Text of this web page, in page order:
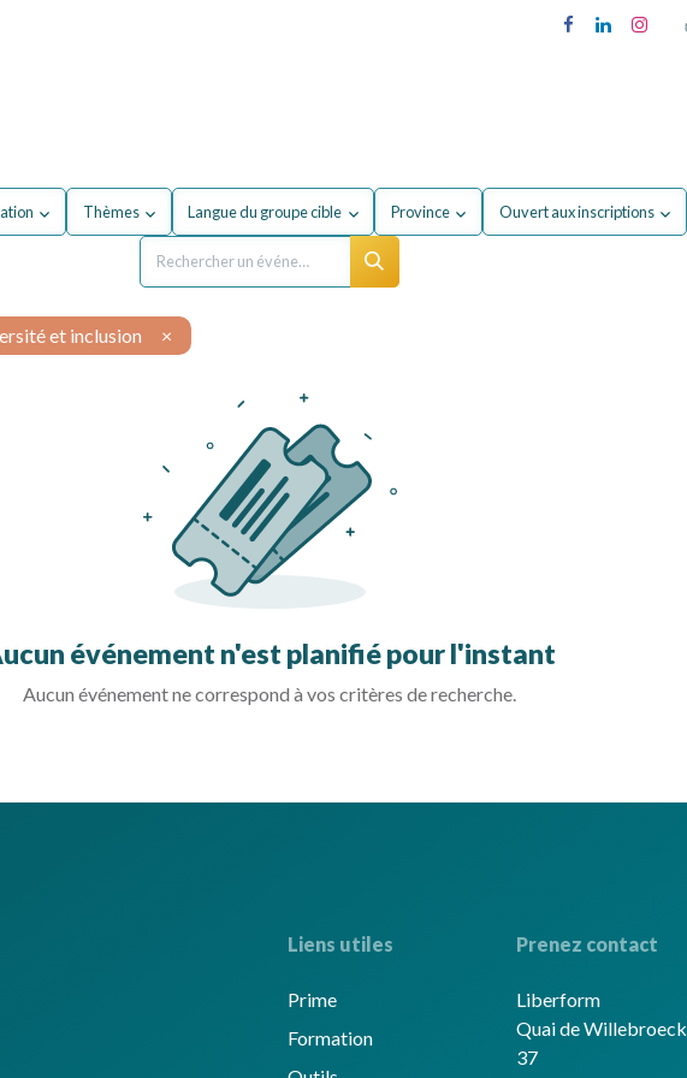
Thèmes Langue du groupe cible Province Ouvert aux inscriptions
et inclusion ×
événement n'est planifié pour l'instant
Aucun événement ne correspond à vos critères de recherche.
Liens utiles
Prime
Formation
Prenez contact
Liberform
Quai de Willebroeck
37